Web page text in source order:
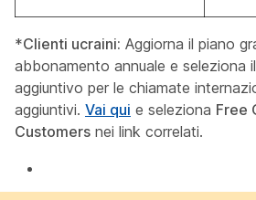
*Clienti ucraini: Aggiorna il piano
abbonamento annuale e seleziona
aggiuntivo per le chiamate
aggiuntivi. Vai qui e seleziona Free
Customers nei link correlati.